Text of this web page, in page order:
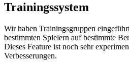
Trainingssystem
Wir haben Trainingsgruppen
bestimmten Spielern auf bestimmte
Dieses Feature ist noch sehr
Verbesserungen.